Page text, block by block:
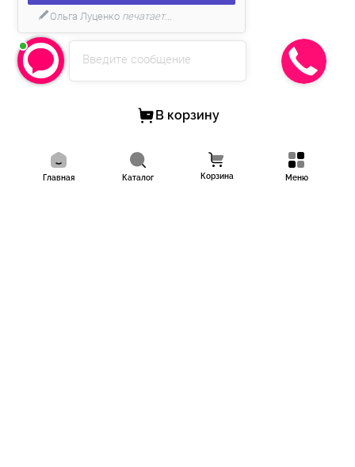
В корзину
Главная Каталог Корзина Меню
Введите сообщение
Ольга Луценко печатает...